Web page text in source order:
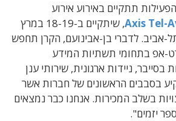
תתקיים באירוע אירוע
Axis Tel-
, שיתקיים ב-18-19 במרץ
אביב. לדברי בן-אבינועם, הקרן תחפש
אפ בתחומי תשתיות המידע
ניידות ארגונית, שירותי ענן
בסבבים הראשונים של חברות אשר
בשלב המכירות. אנחנו כבר נמצאים
יזמים".